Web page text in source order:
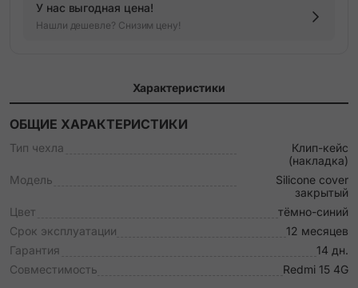
У нас выгодная цена!
Нашли дешевле? Снизим цену!
Характеристики
ОБЩИЕ ХАРАКТЕРИСТИКИ
Тип чехла
Клип-кейс
(накладка)
Модель
Silicone cover
закрытый
Цвет
тёмно-синий
Срок эксплуатации
12 месяцев
Гарантия
14 дн.
Совместимость
Redmi 15 4G